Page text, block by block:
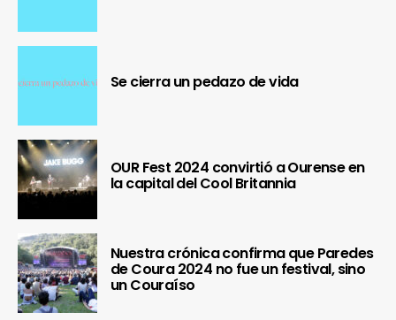
Se cierra un pedazo de vida
OUR Fest 2024 convirtió a Ourense en
la capital del Cool Britannia
Nuestra crónica confirma que Paredes
de Coura 2024 no fue un festival, sino
un Couraíso